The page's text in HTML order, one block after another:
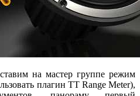
на мастер группе режим
плагин TT Range Meter),